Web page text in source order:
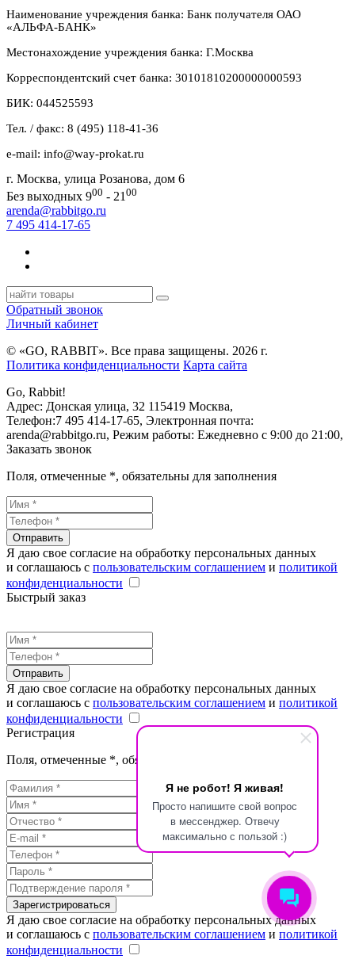
Я не робот! Я живая!
Просто напишите свой вопрос
в мессенджер. Отвечу
максимально с пользой :)
Наименование учреждения банка: Банк получателя ОАО
«АЛЬФА-БАНК»
Местонахождение учреждения банка: Г.Москва
Корреспондентский счет банка: 30101810200000000593
БИК: 044525593
Тел. / факс: 8 (495) 118-41-36
e-mail: info@way-prokat.ru
г. Москва, улица Розанова, дом 6
Без выходных 900 - 2100
arenda@rabbitgo.ru
7 495 414-17-65
Обратный звонок
Личный кабинет
© «GO, RAВBIT». Все права защищены. 2026 г.
Политика конфиденциальности Карта сайта
Go, Rabbit!
Адрес: Донская улица, 32 115419 Москва,
Телефон:7 495 414-17-65, Электронная почта:
arenda@rabbitgo.ru, Режим работы: Ежедневно с 9:00 до 21:00,
Заказать звонок
Поля, отмеченные *, обязательны для заполнения
Отправить
Я даю свое согласие на обработку персональных данных
и соглашаюсь с пользовательским соглашением и политикой
конфиденциальности
Быстрый заказ
Отправить
Я даю свое согласие на обработку персональных данных
и соглашаюсь с пользовательским соглашением и политикой
конфиденциальности
Регистрация
Поля, отмеченные *, обязательны для заполнения
Зарегистрироваться
Я даю свое согласие на обработку персональных данных
и соглашаюсь с пользовательским соглашением и политикой
конфиденциальности